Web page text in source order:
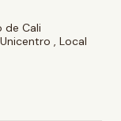
de Cali
, Local